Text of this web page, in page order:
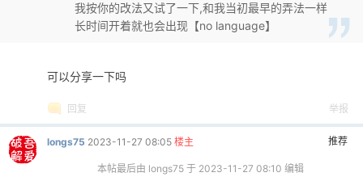
我按你的改法又试了一下,和我当初最早的弄法一样
长时间开着就也会出现【no language】
可以分享一下吗
回复 举报
推荐
longs75 2023-11-27 08:05 楼主
本帖最后由 longs75 于 2023-11-27 08:10 编辑